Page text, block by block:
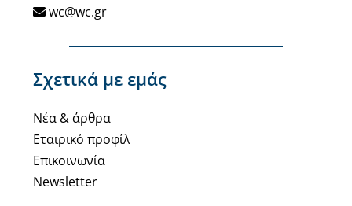
wc@wc.gr
Σχετικά με εμάς
Νέα & άρθρα
Εταιρικό προφίλ
Επικοινωνία
Newsletter